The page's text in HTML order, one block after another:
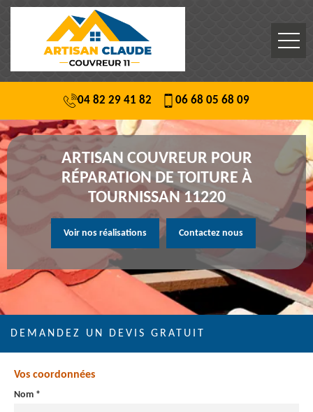
04 82 29 41 82 06 68 05 68 09
ARTISAN COUVREUR POUR
RÉPARATION DE TOITURE À
TOURNISSAN 11220
Voir nos réalisations Contactez nous
DEMANDEZ UN DEVIS GRATUIT
Vos coordonnées
Nom *